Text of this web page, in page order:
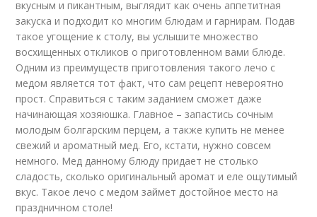
вкусным и пикантным, выглядит как очень аппетитная
закуска и подходит ко многим блюдам и гарнирам. Подав
такое угощение к столу, вы услышите множество
восхищенных откликов о приготовленном вами блюде.
Одним из преимуществ приготовления такого лечо с
медом является тот факт, что сам рецепт невероятно
прост. Справиться с таким заданием сможет даже
начинающая хозяюшка. Главное – запастись сочным
молодым болгарским перцем, а также купить не менее
свежий и ароматный мед. Его, кстати, нужно совсем
немного. Мед данному блюду придает не столько
сладость, сколько оригинальный аромат и еле ощутимый
вкус. Такое лечо с медом займет достойное место на
праздничном столе!